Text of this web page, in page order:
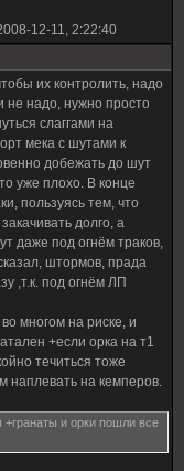
12-11, 2:22:40
их контролить, надо
не надо, нужно просто
слаггами на
мека с шутами к
добежать до шут
уже плохо. В конце
пользуясь тем, что
долго, а
даже под огнём траков,
штормов, прада
,т.к. под огнём ЛП
многом на риске, и
+если орка на т1
течиться тоже
наплевать на кемперов.
и орки пошли все